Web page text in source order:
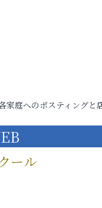
家庭へのポスティングと
ール